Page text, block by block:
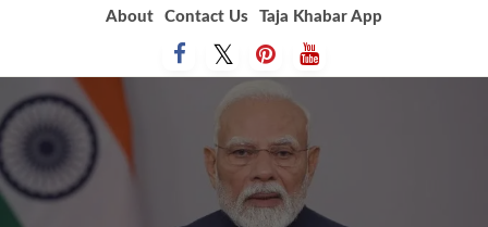
About Contact Us Taja Khabar App